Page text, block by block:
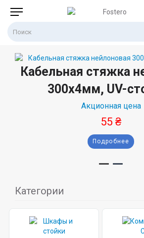
Кабельная стяжка
300х4мм, UV-
Акционная цена
55 ₴
Подробнее
Категории